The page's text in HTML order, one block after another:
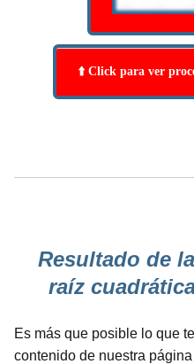
⬆️ Click para ver
Resultado de
raíz
Es más que posible lo que
contenido de nuestra página